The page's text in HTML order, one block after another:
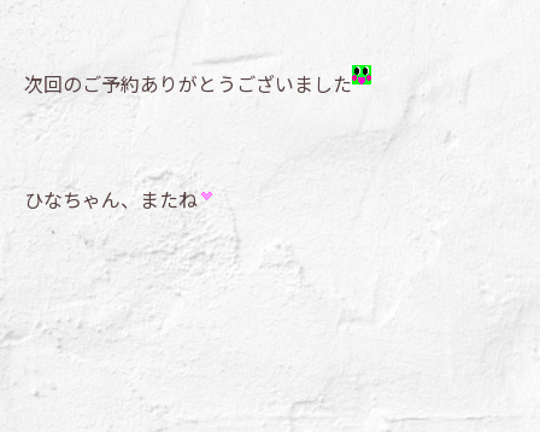
次回のご予約ありがとうございました
ひなちゃん、またね